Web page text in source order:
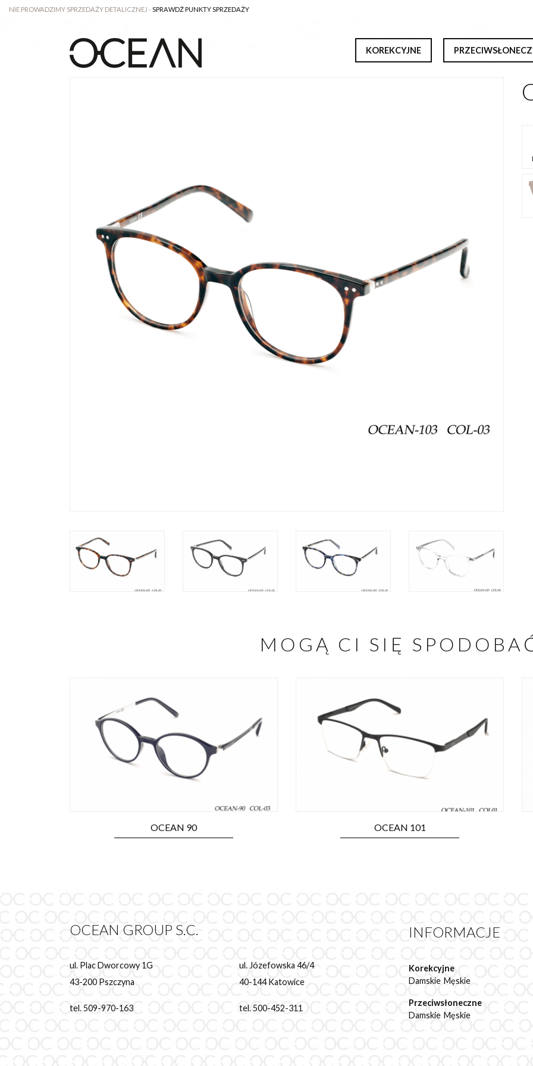
NIE PROWADZIMY SPRZEDAŻY DETALICZNEJ -SPRAWDŹ PUNKTY SPRZEDAŻY
KOREKCYJNE
MOGĄ CI SIĘ
OCEAN 90 OCEAN 101
OCEAN GROUP S.C.
ul. Plac Dworcowy 1G
43-200 Pszczyna
tel. 509-970-163
ul. Józefowska 46/4
40-144 Katowice
tel. 500-452-311
INFORMACJE
Korekcyjne
Damskie Męskie
Przeciwsłoneczne
Damskie Męskie